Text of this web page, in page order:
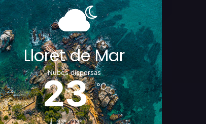
Lloret de Mar
Nubes dispersas
23℃
33º - 23º